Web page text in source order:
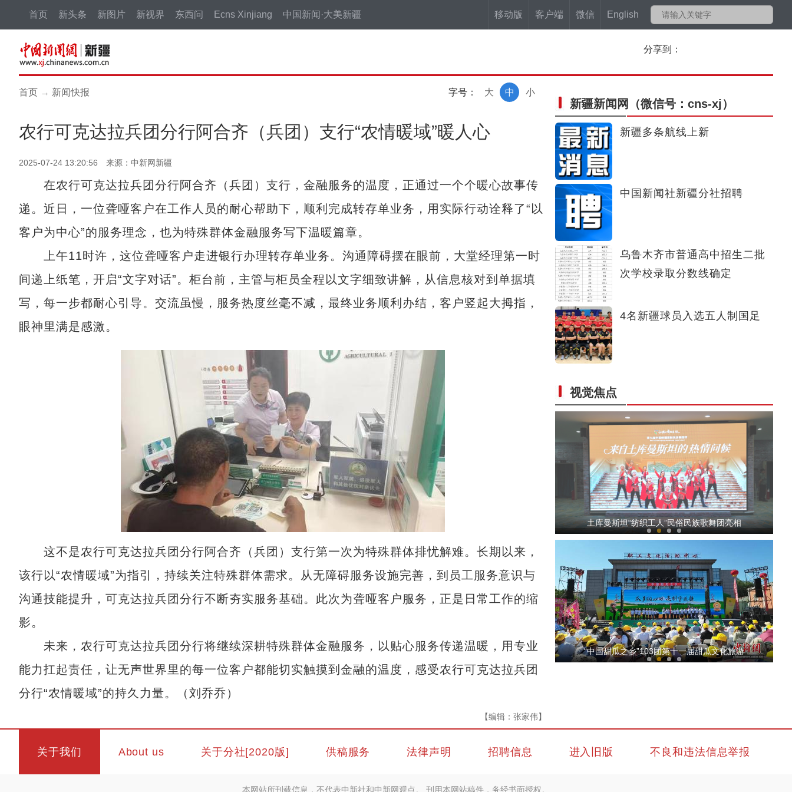
移动版 客户端 微信 English
首页 新头条 新图片 新视界 东西问 Ecns Xinjiang 中国新闻·大美新疆
分享到：
首页 → 新闻快报 字号： 小
中
大
农行可克达拉兵团分行阿合齐（兵团）支行“农情暖域”暖人心
2025-07-24 13:20:56 来源：中新网新疆
在农行可克达拉兵团分行阿合齐（兵团）支行，金融服务的温度，正通过一个个暖心故事传
递。近日，一位聋哑客户在工作人员的耐心帮助下，顺利完成转存单业务，用实际行动诠释了“以
客户为中心”的服务理念，也为特殊群体金融服务写下温暖篇章。
上午11时许，这位聋哑客户走进银行办理转存单业务。沟通障碍摆在眼前，大堂经理第一时
间递上纸笔，开启“文字对话”。柜台前，主管与柜员全程以文字细致讲解，从信息核对到单据填
写，每一步都耐心引导。交流虽慢，服务热度丝毫不减，最终业务顺利办结，客户竖起大拇指，
眼神里满是感激。
这不是农行可克达拉兵团分行阿合齐（兵团）支行第一次为特殊群体排忧解难。长期以来，
该行以“农情暖域”为指引，持续关注特殊群体需求。从无障碍服务设施完善，到员工服务意识与
沟通技能提升，可克达拉兵团分行不断夯实服务基础。此次为聋哑客户服务，正是日常工作的缩
影。
未来，农行可克达拉兵团分行将继续深耕特殊群体金融服务，以贴心服务传递温暖，用专业
能力扛起责任，让无声世界里的每一位客户都能切实触摸到金融的温度，感受农行可克达拉兵团
分行“农情暖域”的持久力量。（刘乔乔）
【编辑：张家伟】
新疆新闻网 （微信号：cns-xj）
新疆多条航线上新
中国新闻社新疆分社招聘
乌鲁木齐市普通高中招生二批
次学校录取分数线确定
4名新疆球员入选五人制国足
视觉焦点
新疆吐鲁番多部门联动应对高温天气
莎车：特色水产养殖激活乡村振兴“一池春水
土库曼斯坦“纺织工人”民俗民族歌舞团亮相
中哈舞者共舞黑走马 现场观众：舞步里没有国
“中国甜瓜之乡”103团第十一届甜瓜文化旅游
关于我们 About us 关于分社[2020版] 供稿服务 法律声明 招聘信息 进入旧版 不良和违法信息举报
本网站所刊载信息，不代表中新社和中新网观点。 刊用本网站稿件，务经书面授权。